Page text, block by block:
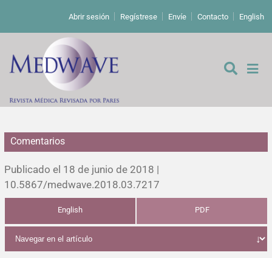
Abrir sesión Regístrese Envíe Contacto English
De los editores
Editoriales
Comentarios
Cartas a los editores
Estudios originales
Estudios cualitativos
Análisis
Comentarios
Publicado el 18 de junio de 2018 |
10.5867/medwave.2018.03.7217
English PDF